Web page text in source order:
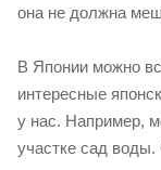
она не должна
В Японии можно
интересные
у нас. Например,
участке сад